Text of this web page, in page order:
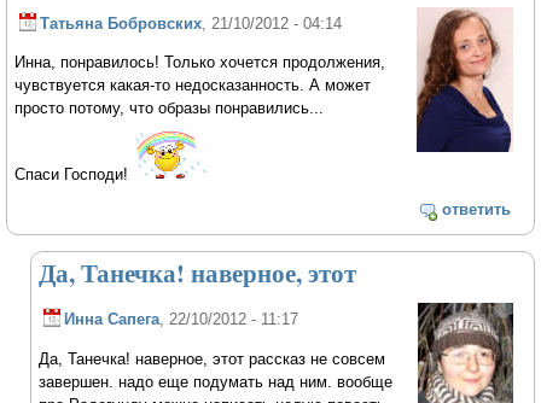
Татьяна Бобровских , 21/10/2012 - 04:14
Инна, понравилось! Только хочется продолжения,
чувствуется какая-то недосказанность. А может
просто потому, что образы понравились...
Спаси Господи!
ответить
Да, Танечка! наверное, этот
Инна Сапега, 22/10/2012 - 11:17
Да, Танечка! наверное, этот рассказ не совсем
завершен. надо еще подумать над ним. вообще